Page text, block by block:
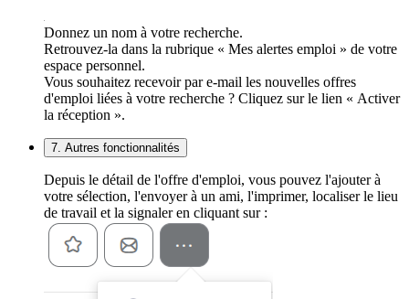
Donnez un nom à votre recherche.
Retrouvez-la dans la rubrique « Mes alertes emploi » de votre
espace personnel.
Vous souhaitez recevoir par e-mail les nouvelles offres
d'emploi liées à votre recherche ? Cliquez sur le lien « Activer
la réception ».
7. Autres fonctionnalités
Depuis le détail de l'offre d'emploi, vous pouvez l'ajouter à
votre sélection, l'envoyer à un ami, l'imprimer, localiser le lieu
de travail et la signaler en cliquant sur :